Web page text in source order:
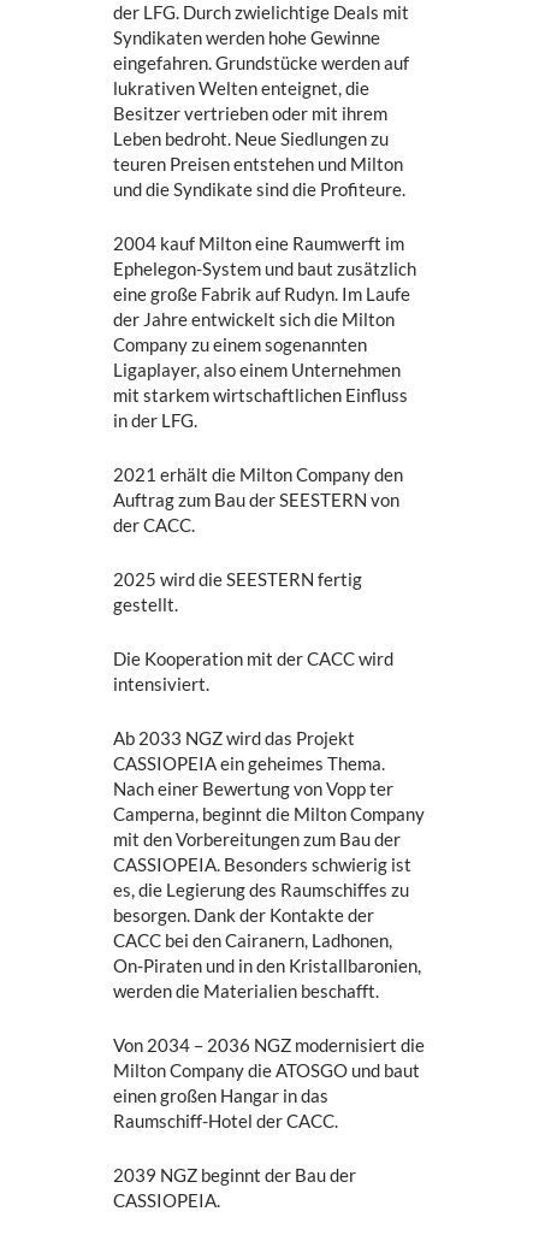
der LFG. Durch zwielichtige Deals mit
Syndikaten werden hohe Gewinne
eingefahren. Grundstücke werden auf
lukrativen Welten enteignet, die
Besitzer vertrieben oder mit ihrem
Leben bedroht. Neue Siedlungen zu
teuren Preisen entstehen und Milton
und die Syndikate sind die Profiteure.
2004 kauf Milton eine Raumwerft im
Ephelegon-System und baut zusätzlich
eine große Fabrik auf Rudyn. Im Laufe
der Jahre entwickelt sich die Milton
Company zu einem sogenannten
Ligaplayer, also einem Unternehmen
mit starkem wirtschaftlichen Einfluss
in der LFG.
2021 erhält die Milton Company den
Auftrag zum Bau der SEESTERN von
der CACC.
2025 wird die SEESTERN fertig
gestellt.
Die Kooperation mit der CACC wird
intensiviert.
Ab 2033 NGZ wird das Projekt
CASSIOPEIA ein geheimes Thema.
Nach einer Bewertung von Vopp ter
Camperna, beginnt die Milton Company
mit den Vorbereitungen zum Bau der
CASSIOPEIA. Besonders schwierig ist
es, die Legierung des Raumschiffes zu
besorgen. Dank der Kontakte der
CACC bei den Cairanern, Ladhonen,
On-Piraten und in den Kristallbaronien,
werden die Materialien beschafft.
Von 2034 – 2036 NGZ modernisiert die
Milton Company die ATOSGO und baut
einen großen Hangar in das
Raumschiff-Hotel der CACC.
2039 NGZ beginnt der Bau der
CASSIOPEIA.